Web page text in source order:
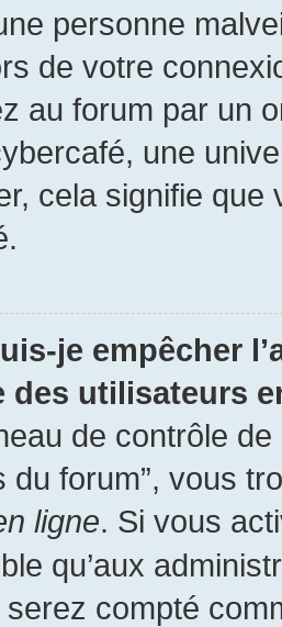
personne
de votre
au forum par un
une
cela signifie
je empêcher
des utilisateurs
de contrôle
du forum”, vous
ligne. Si vous
qu’aux
serez compté